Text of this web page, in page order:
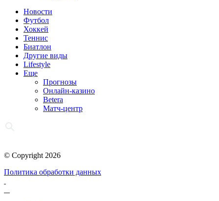
Новости
Футбол
Хоккей
Теннис
Биатлон
Другие виды
Lifestyle
Еще
Прогнозы
Онлайн-казино
Betera
Матч-центр
© Copyright 2026
Политика обработки данных